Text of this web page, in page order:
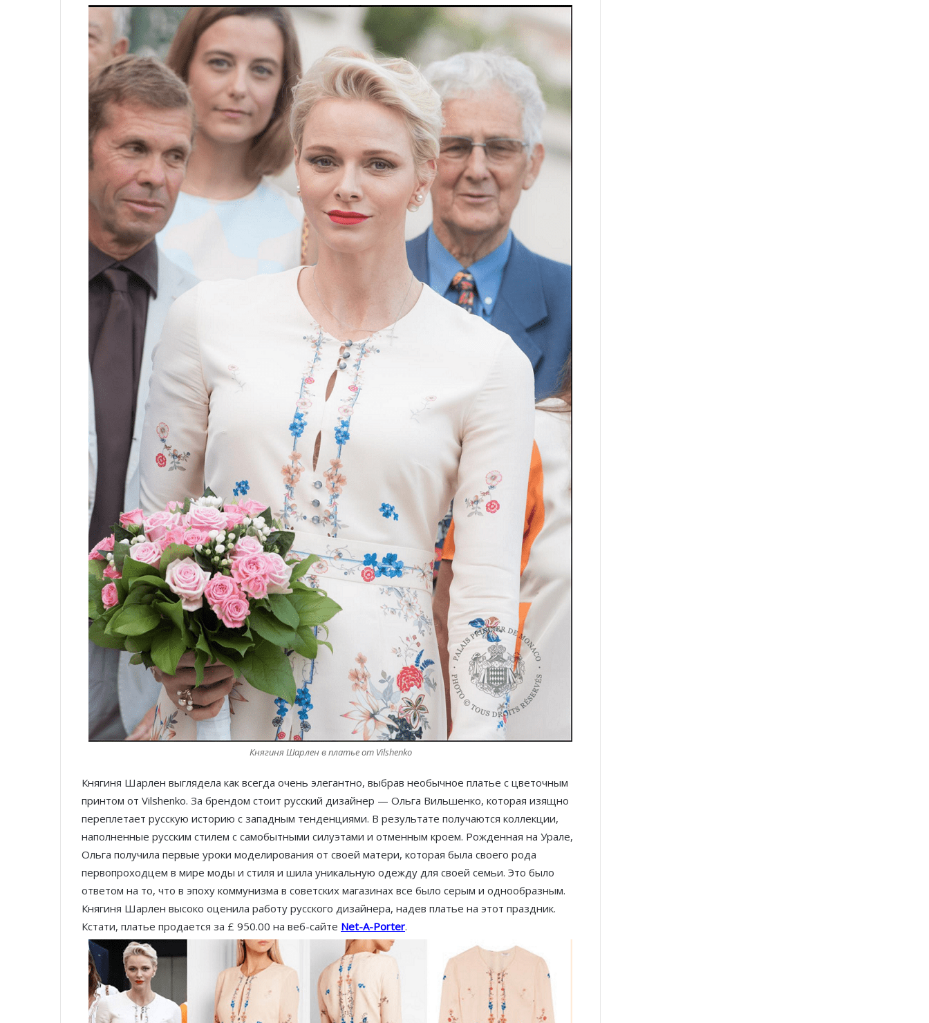
Княгиня Шарлен в платье от Vilshenko
Княгиня Шарлен выглядела как всегда очень элегантно, выбрав необычное платье с цветочным
принтом от Vilshenko. За брендом стоит русский дизайнер — Ольга Вильшенко, которая изящно
переплетает русскую историю с западным тенденциями. В результате получаются коллекции,
наполненные русским стилем с самобытными силуэтами и отменным кроем. Рожденная на Урале,
Ольга получила первые уроки моделирования от своей матери, которая была своего рода
первопроходцем в мире моды и стиля и шила уникальную одежду для своей семьи. Это было
ответом на то, что в эпоху коммунизма в советских магазинах все было серым и однообразным.
Княгиня Шарлен высоко оценила работу русского дизайнера, надев платье на этот праздник.
Кстати, платье продается за £ 950.00 на веб-сайте Net-A-Porter.
Князь Альбер II и Принцесса